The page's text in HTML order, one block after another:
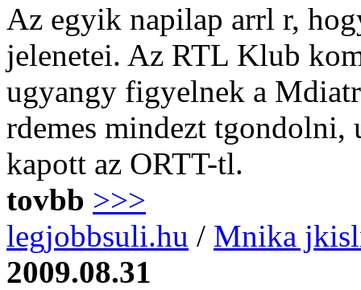
Az egyik napilap arrl r,
jelenetei. Az RTL Klub
ugyangy figyelnek a
rdemes mindezt tgondolni,
kapott az ORTT-tl.
tovbb >>>
legjobbsuli.hu / Mnika
2009.08.31